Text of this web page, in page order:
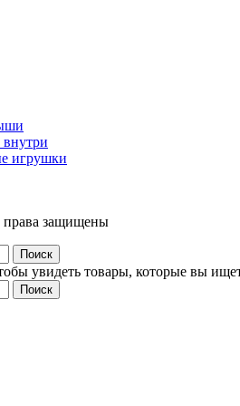
игрушки
права защищены
Поиск
увидеть товары, которые вы
Поиск